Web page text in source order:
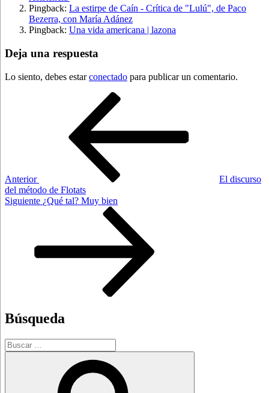
Pingback: La estirpe de Caín - Crítica de "Lulú", de Paco
Bezerra, con María Adánez
Pingback: Una vida americana | lazona
Deja una respuesta
Lo siento, debes estarconectado para publicar un comentario.
Anterior
El discurso
del método de Flotats
Siguiente
Siguiente ¿Qué tal? Muy bien
Búsqueda
Buscar
por: